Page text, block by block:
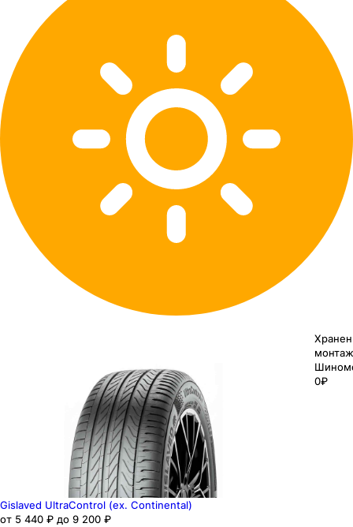
0₽
Gislaved UltraControl (ex. Continental)
от 5 440 ₽ до 9 200 ₽